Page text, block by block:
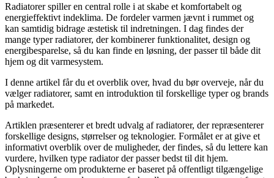
Radiatorer spiller en central rolle i at skabe et komfortabelt og
energieffektivt indeklima. De fordeler varmen jævnt i rummet og
kan samtidig bidrage æstetisk til indretningen. I dag findes der
mange typer radiatorer, der kombinerer funktionalitet, design og
energibesparelse, så du kan finde en løsning, der passer til både dit
hjem og dit varmesystem.
I denne artikel får du et overblik over, hvad du bør overveje, når du
vælger radiatorer, samt en introduktion til forskellige typer og brands
på markedet.
Artiklen præsenterer et bredt udvalg af radiatorer, der repræsenterer
forskellige designs, størrelser og teknologier. Formålet er at give et
informativt overblik over de muligheder, der findes, så du lettere kan
vurdere, hvilken type radiator der passer bedst til dit hjem.
Oplysningerne om produkterne er baseret på offentligt tilgængelige